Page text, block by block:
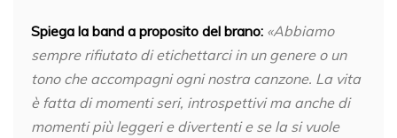
Spiega la band a proposito del brano: «Abbiamo
sempre rifiutato di etichettarci in un genere o un
tono che accompagni ogni nostra canzone. La vita
è fatta di momenti seri, introspettivi ma anche di
momenti più leggeri e divertenti e se la si vuole